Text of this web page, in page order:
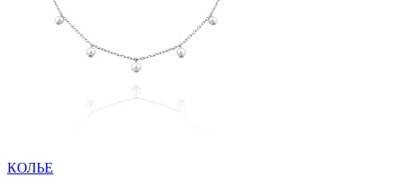
КОЛЬЕ